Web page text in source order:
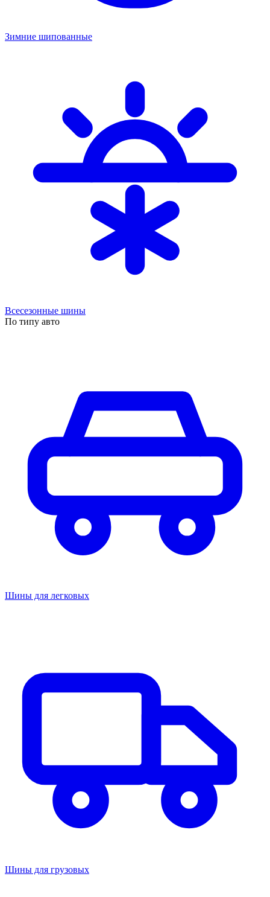
Зимние шипованные
Всесезонные шины
По типу авто
Шины для легковых
Шины для грузовых